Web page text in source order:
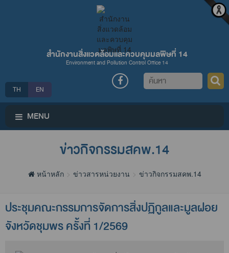
สำนักงานสิ่งแวดล้อมและควบคุมมลพิษที่ 14
Environment and Pollution Control Office 14
TH EN
ค้นหา
MENU
ข่าวกิจกรรมสคพ.14
หน้าหลัก ข่าวสารหน่วยงาน ข่าวกิจกรรมสคพ.14
ประชุมคณะกรรมการจัดการสิ่งปฏิกูลและมูลฝอย
จังหวัดชุมพร ครั้งที่ 1/2569